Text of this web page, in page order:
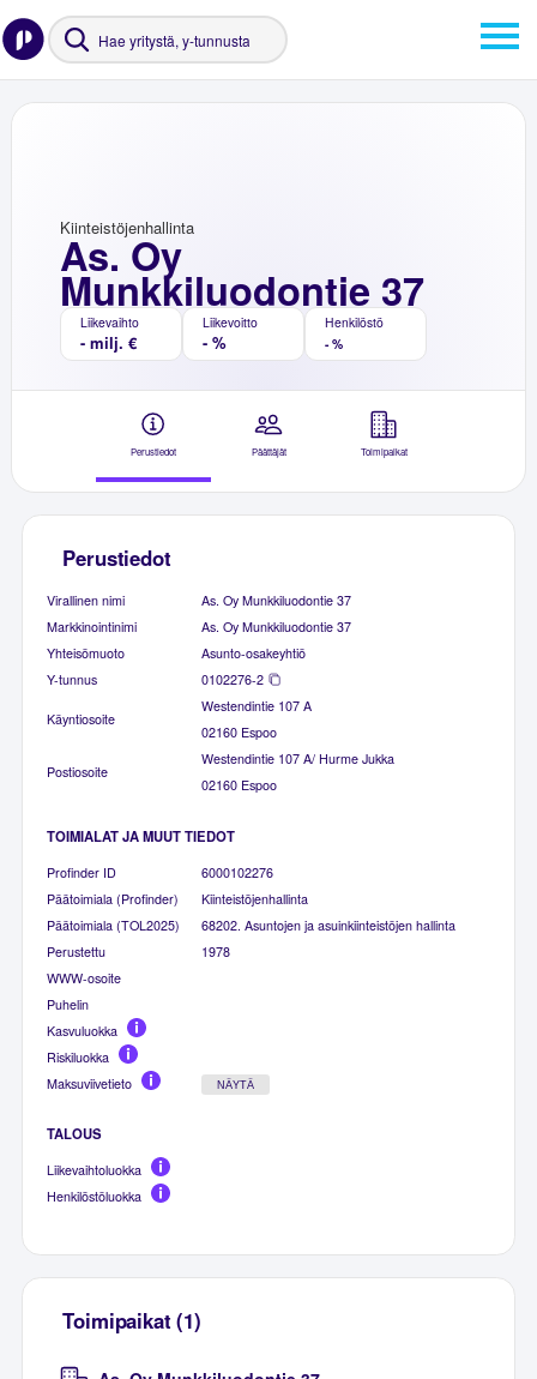
As. Oy
Munkkiluodontie 37
Kiinteistöjenhallinta
Liikevaihto
- milj. €
Liikevoitto
- %
Henkilöstö
- %
Perustiedot Päättäjät Toimipaikat
Perustiedot
Virallinen nimi
As. Oy Munkkiluodontie 37
Markkinointinimi
As. Oy Munkkiluodontie 37
Yhteisömuoto
Asunto-osakeyhtiö
Y-tunnus
0102276-2
Käyntiosoite
Westendintie 107 A
02160 Espoo
Postiosoite
Westendintie 107 A/ Hurme Jukka
02160 Espoo
TOIMIALAT JA MUUT TIEDOT
Profinder ID
6000102276
Päätoimiala (Profinder)
Kiinteistöjenhallinta
Päätoimiala (TOL2025)
68202. Asuntojen ja asuinkiinteistöjen hallinta
Perustettu
1978
WWW-osoite
Puhelin
Kasvuluokka
Riskiluokka
Maksuviivetieto
NÄYTÄ
TALOUS
Liikevaihtoluokka
Henkilöstöluokka
Toimipaikat (1)